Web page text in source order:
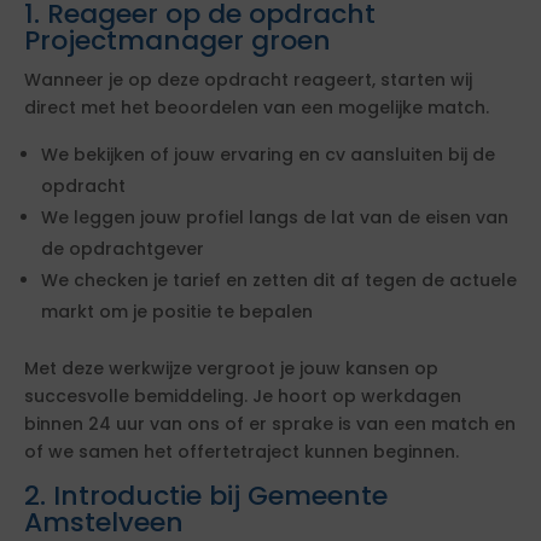
1. Reageer op de opdracht
Projectmanager groen
Wanneer je op deze opdracht reageert, starten wij
direct met het beoordelen van een mogelijke match.
We bekijken of jouw ervaring en cv aansluiten bij de
opdracht
We leggen jouw profiel langs de lat van de eisen van
de opdrachtgever
We checken je tarief en zetten dit af tegen de actuele
markt om je positie te bepalen
Met deze werkwijze vergroot je jouw kansen op
succesvolle bemiddeling. Je hoort op werkdagen
binnen 24 uur van ons of er sprake is van een match en
of we samen het offertetraject kunnen beginnen.
2. Introductie bij Gemeente
Amstelveen